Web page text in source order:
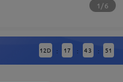
1/6
12D : 17 : 43 : 51